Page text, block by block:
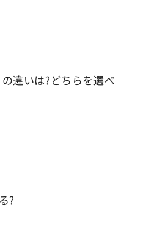
違いは?どちらを選べ
?